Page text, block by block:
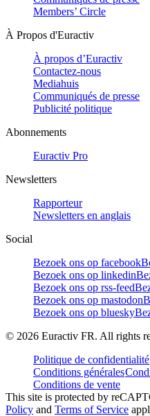
Members’ Circle
À Propos d'Euractiv
À propos d’Euractiv
Contactez-nous
Mediahuis
Communiqués de presse
Publicité politique
Abonnements
Euractiv Pro
Newsletters
Rapporteur
Newsletters en anglais
Social
Bezoek ons op facebook
Bezoek ons op linkedin
Bezoek ons op rss-feed
Bezoek ons op mastodon
Bezoek ons op bluesky
© 2026 Euractiv FR. All rights
Politique de confidentialité
Conditions générales
Conditions de vente
This site is protected by
Policy and Terms of Service